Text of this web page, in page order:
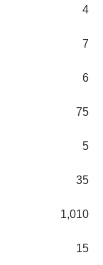
4
7
6
75
5
35
1,010
15